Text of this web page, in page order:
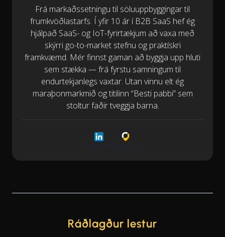
Frá markaðssetningu til söluuppbyggingar til
frumkvöðlastarfs. Í yfir 10 ár í B2B SaaS hef ég
hjálpað SaaS- og IoT-fyrirtækjum að vaxa með
skýrri go-to-market stefnu og praktískri
framkvæmd. Mér finnst gaman að byggja upp hluti
sem stækka — frá fyrstu samningum til
endurtekjanlegs vaxtar. Utan vinnu elt ég
maraþonmarkmið og titilinn “Besti pabbi” sem
stoltur faðir tveggja barna.
Ráðlagður lestur